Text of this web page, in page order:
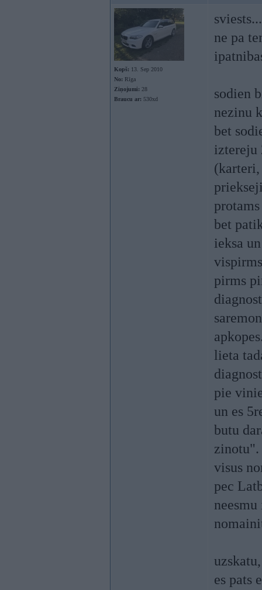
Kopš: 13. Sep 2010
No: Rīga
Ziņojumi: 28
Braucu ar: 530xd
ne pa
sodien
nezinu
bet
iztereju
(karteri,
bet
ieksa
pirms
lieta
pie
un es
butu
zinotu".
visus
pec
es pats